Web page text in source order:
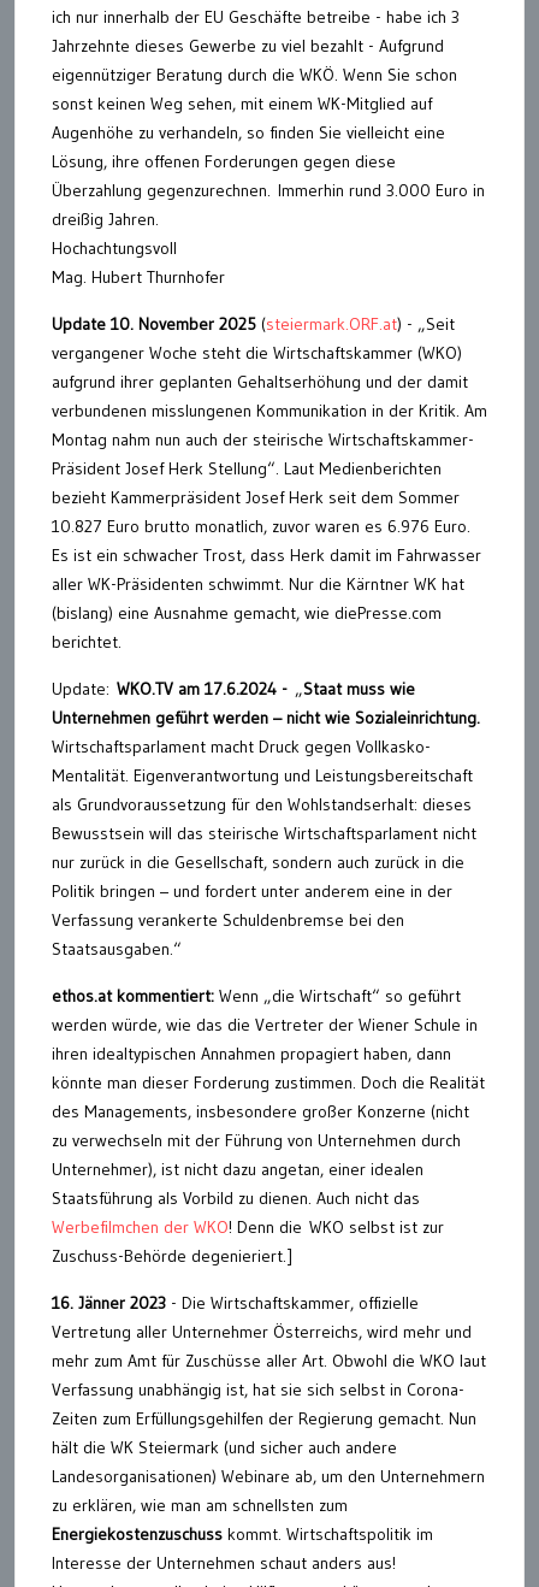
ich nur innerhalb der EU Geschäfte betreibe - habe ich 3
Jahrzehnte dieses Gewerbe zu viel bezahlt - Aufgrund
eigennütziger Beratung durch die WKÖ. Wenn Sie schon
sonst keinen Weg sehen, mit einem WK-Mitglied auf
Augenhöhe zu verhandeln, so finden Sie vielleicht eine
Lösung, ihre offenen Forderungen gegen diese
Überzahlung gegenzurechnen. Immerhin rund 3.000 Euro in
dreißig Jahren.
Hochachtungsvoll
Mag. Hubert Thurnhofer
Update 10. November 2025 (steiermark.ORF.at) - „Seit
vergangener Woche steht die Wirtschaftskammer (WKO)
aufgrund ihrer geplanten Gehaltserhöhung und der damit
verbundenen misslungenen Kommunikation in der Kritik. Am
Montag nahm nun auch der steirische Wirtschaftskammer-
Präsident Josef Herk Stellung“. Laut Medienberichten
bezieht Kammerpräsident Josef Herk seit dem Sommer
10.827 Euro brutto monatlich, zuvor waren es 6.976 Euro.
Es ist ein schwacher Trost, dass Herk damit im Fahrwasser
aller WK-Präsidenten schwimmt. Nur die Kärntner WK hat
(bislang) eine Ausnahme gemacht, wie diePresse.com
berichtet.
Update: WKO.TV am 17.6.2024 - „Staat muss wie
Unternehmen geführt werden – nicht wie Sozialeinrichtung.
Wirtschaftsparlament macht Druck gegen Vollkasko-
Mentalität. Eigenverantwortung und Leistungsbereitschaft
als Grundvoraussetzung für den Wohlstandserhalt: dieses
Bewusstsein will das steirische Wirtschaftsparlament nicht
nur zurück in die Gesellschaft, sondern auch zurück in die
Politik bringen – und fordert unter anderem eine in der
Verfassung verankerte Schuldenbremse bei den
Staatsausgaben.“
ethos.at kommentiert: Wenn „die Wirtschaft“ so geführt
werden würde, wie das die Vertreter der Wiener Schule in
ihren idealtypischen Annahmen propagiert haben, dann
könnte man dieser Forderung zustimmen. Doch die Realität
des Managements, insbesondere großer Konzerne (nicht
zu verwechseln mit der Führung von Unternehmen durch
Unternehmer), ist nicht dazu angetan, einer idealen
Staatsführung als Vorbild zu dienen. Auch nicht das
Werbefilmchen der WKO! Denn die WKO selbst ist zur
Zuschuss-Behörde degenieriert.]
16. Jänner 2023 - Die Wirtschaftskammer, offizielle
Vertretung aller Unternehmer Österreichs, wird mehr und
mehr zum Amt für Zuschüsse aller Art. Obwohl die WKO laut
Verfassung unabhängig ist, hat sie sich selbst in Corona-
Zeiten zum Erfüllungsgehilfen der Regierung gemacht. Nun
hält die WK Steiermark (und sicher auch andere
Landesorganisationen) Webinare ab, um den Unternehmern
zu erklären, wie man am schnellsten zum
Energiekostenzuschuss kommt. Wirtschaftspolitik im
Interesse der Unternehmen schaut anders aus!